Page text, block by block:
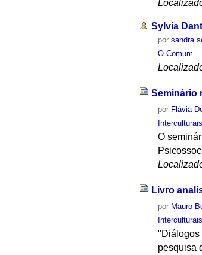
Sylvia
por
O Comum
Seminário
por Flávia
Interculturais
O
Livro
por Mauro
Interculturais
"Diálogos
pesquisa